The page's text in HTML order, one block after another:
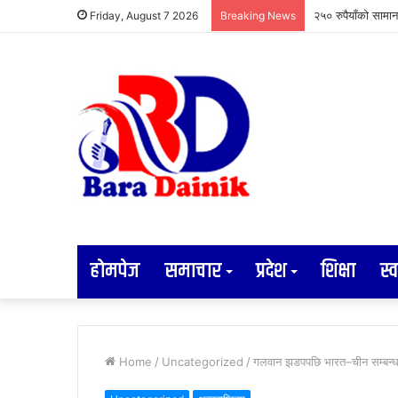
Friday, August 7 2026 Breaking News २५० रुपैयाँको
होमपेज समाचार प्रदेश शिक्षा
Home / Uncategorized / गलवान झडपपछि भारत–चीन